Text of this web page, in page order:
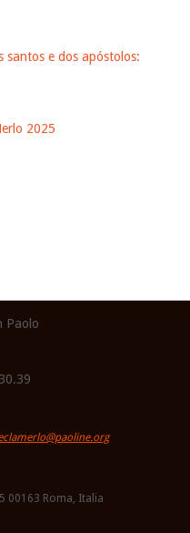
santos e dos apóstolos:
2025
Paolo
00163 Roma, Italia